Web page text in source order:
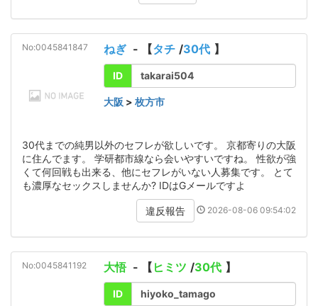
No:0045841847 ねぎ - 【タチ /30代 】
ID takarai504
大阪 > 枚方市
30代までの純男以外のセフレが欲しいです。 京都寄りの大阪
に住んでます。 学研都市線なら会いやすいですね。 性欲が強
くて何回戦も出来る、他にセフレがいない人募集です。 とて
も濃厚なセックスしませんか? IDはGメールですよ
違反報告 2026-08-06 09:54:02
No:0045841192 大悟 - 【 ヒミツ /30代 】
ID hiyoko_tamago